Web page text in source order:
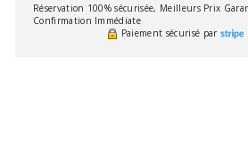
Réservation 100% sécurisée, Meilleurs Prix
Confirmation Immédiate
Paiement sécurisé par